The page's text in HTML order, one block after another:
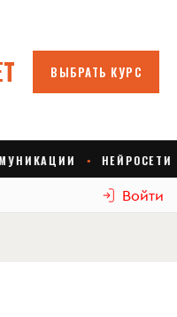
Войти